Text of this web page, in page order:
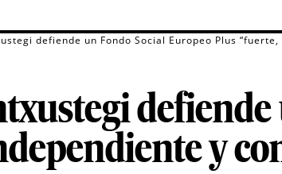
defiende un Fondo Social Europeo Plus
y